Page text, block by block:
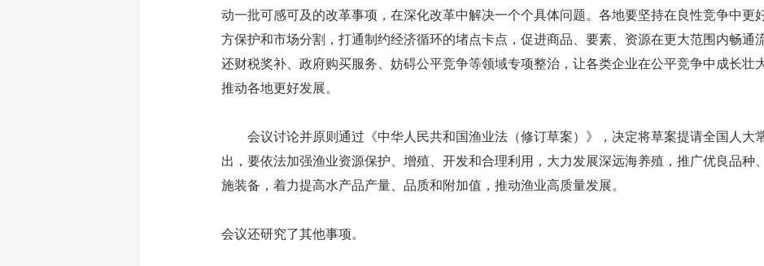
动一批可感可及的改革事项，在深化改革中解决一个个具体问题。各地要坚持在良性竞争中更
方保护和市场分割，打通制约经济循环的堵点卡点，促进商品、要素、资源在更大范围内畅通
还财税奖补、政府购买服务、妨碍公平竞争等领域专项整治，让各类企业在公平竞争中成长壮
推动各地更好发展。
会议讨论并原则通过《中华人民共和国渔业法（修订草案）》，决定将草案提请全国人大
出，要依法加强渔业资源保护、增殖、开发和合理利用，大力发展深远海养殖，推广优良品种
施装备，着力提高水产品产量、品质和附加值，推动渔业高质量发展。
会议还研究了其他事项。